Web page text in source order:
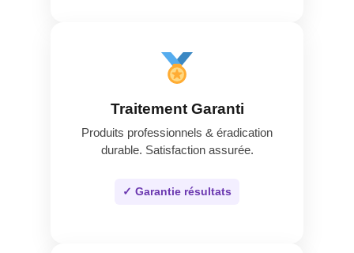
Traitement Garanti
Produits professionnels & éradication
durable. Satisfaction assurée.
✓ Garantie résultats